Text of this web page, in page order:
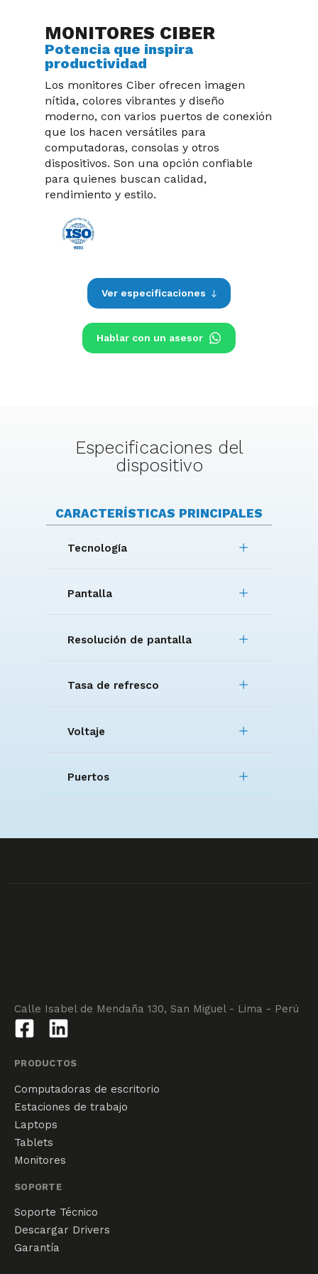
MONITORES CIBER
Potencia que inspira
productividad
Los monitores Ciber ofrecen imagen
nítida, colores vibrantes y diseño
moderno, con varios puertos de conexión
que los hacen versátiles para
computadoras, consolas y otros
dispositivos. Son una opción confiable
para quienes buscan calidad,
rendimiento y estilo.
Ver especificaciones
Hablar con un asesor
Especificaciones del
dispositivo
CARACTERÍSTICAS PRINCIPALES
Tecnología
Pantalla
Resolución de pantalla
Tasa de refresco
Voltaje
Puertos
Calle Isabel de Mendaña 130, San Miguel - Lima - Perú
PRODUCTOS
Computadoras de escritorio
Estaciones de trabajo
Laptops
Tablets
Monitores
SOPORTE
Soporte Técnico
Descargar Drivers
Garantía